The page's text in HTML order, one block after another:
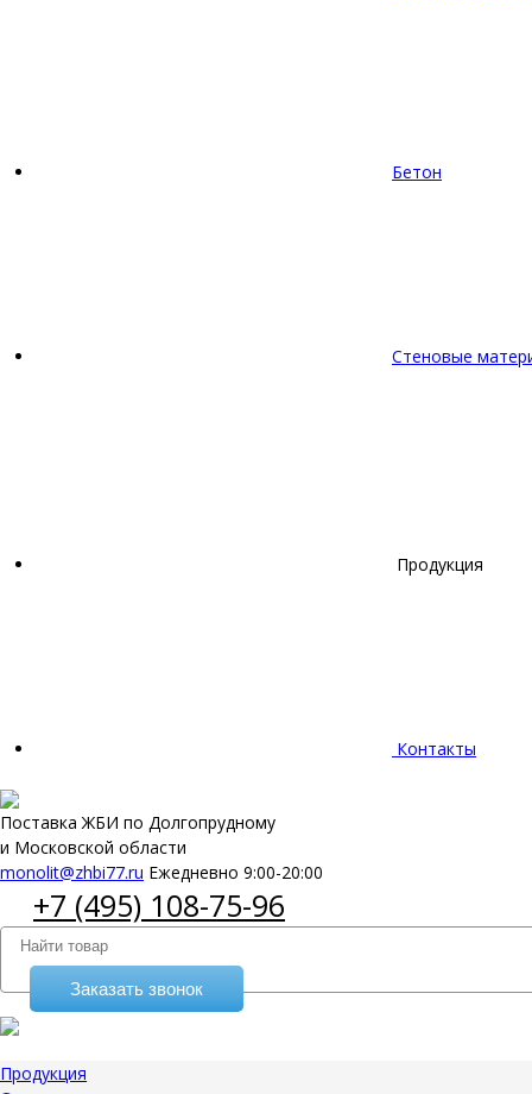
Бетон
Стеновые
Продукция
Контакты
Поставка ЖБИ по Долгопрудному
и Московской области
monolit@zhbi77.ru Ежедневно 9:00-20:00
+7 (495) 108-75-96
Заказать звонок
Продукция